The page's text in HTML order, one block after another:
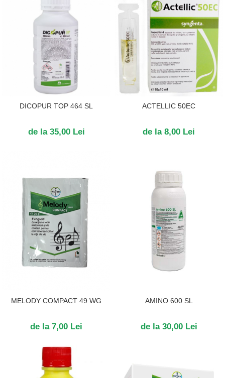
DICOPUR TOP 464 SL
de la 35,00 Lei
ACTELLIC 50EC
de la 8,00 Lei
MELODY COMPACT 49 WG
de la 7,00 Lei
AMINO 600 SL
de la 30,00 Lei